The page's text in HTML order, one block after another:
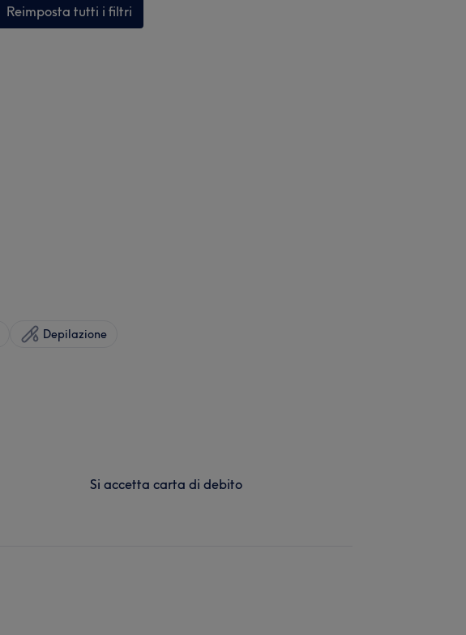
Reimposta tutti i filtri
Depilazione
Si accetta carta di debito